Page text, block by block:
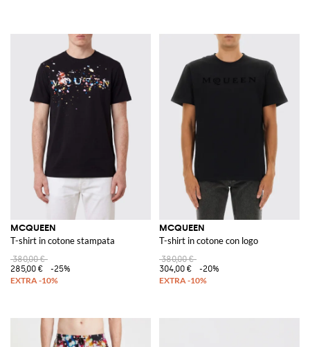
MCQUEEN
T-shirt in cotone stampata
380,00 €
285,00 €
-25%
MCQUEEN
T-shirt in cotone con logo
380,00 €
304,00 €
-20%